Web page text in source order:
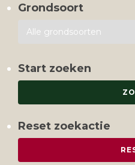
Grondsoort
Start zoeken
Reset zoekactie